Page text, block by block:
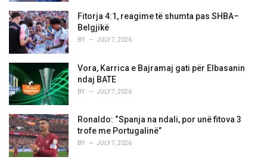
Fitorja 4:1, reagime të shumta pas SHBA–
Belgjikë
BY JULY 7, 2026
Vora, Karrica e Bajramaj gati për Elbasanin
ndaj BATE
BY JULY 7, 2026
Ronaldo: “Spanja na ndali, por unë fitova 3
trofe me Portugalinë”
BY JULY 7, 2026